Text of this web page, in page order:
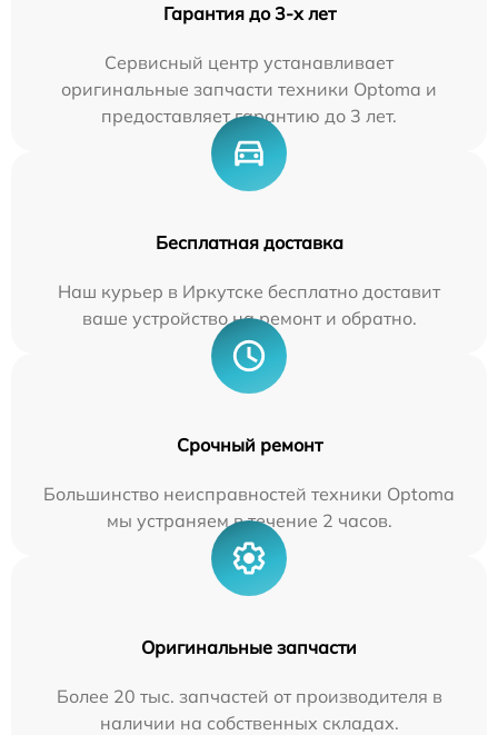
Гарантия до 3-х лет
Сервисный центр устанавливает
оригинальные запчасти техники Optoma и
предоставляет гарантию до 3 лет.
Бесплатная доставка
Наш курьер в Иркутске бесплатно доставит
ваше устройство на ремонт и обратно.
Срочный ремонт
Большинство неисправностей техники Optoma
мы устраняем в течение 2 часов.
Оригинальные запчасти
Более 20 тыс. запчастей от производителя в
наличии на собственных складах.